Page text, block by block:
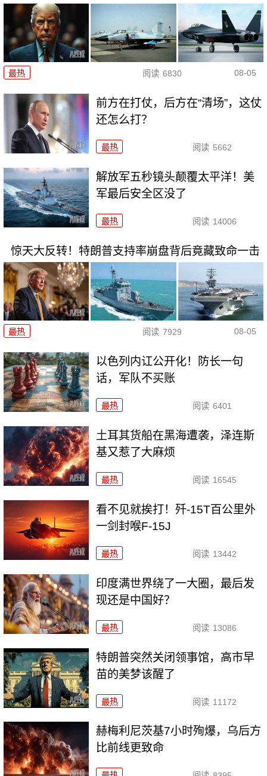
最热 阅读 6830 08-05
前方在打仗，后方在“清场”，这仗
还怎么打？
最热 阅读 5662
解放军五秒镜头颠覆太平洋！美
军最后安全区没了
最热 阅读 14006
惊天大反转！特朗普支持率崩盘背后竟藏致命一击
最热 阅读 7929 08-05
以色列内讧公开化！防长一句
话，军队不买账
最热 阅读 6401
土耳其货船在黑海遭袭，泽连斯
基又惹了大麻烦
最热 阅读 16545
看不见就挨打！歼-15T百公里外
一剑封喉F-15J
最热 阅读 13442
印度满世界绕了一大圈，最后发
现还是中国好？
最热 阅读 13086
特朗普突然关闭领事馆，高市早
苗的美梦该醒了
最热 阅读 11172
赫梅利尼茨基7小时殉爆，乌后方
比前线更致命